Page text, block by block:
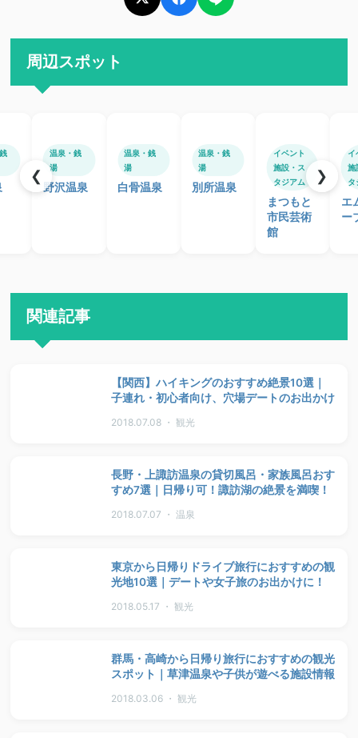
周辺スポット
温泉・銭
湯
野沢温泉
温泉・銭
湯
白骨温泉
温泉・銭
湯
別所温泉
イベント
施設・ス
タジアム
まつもと
市民芸術
館
イ
施
タ
エ
ー
❮ ❯
関連記事
【関西】ハイキングのおすすめ絶景10選｜
子連れ・初心者向け、穴場デートのお出かけ
2018.07.08 ・ 観光
長野・上諏訪温泉の貸切風呂・家族風呂おす
すめ7選｜日帰り可！諏訪湖の絶景を満喫！
2018.07.07 ・ 温泉
東京から日帰りドライブ旅行におすすめの観
光地10選｜デートや女子旅のお出かけに！
2018.05.17 ・ 観光
群馬・高崎から日帰り旅行におすすめの観光
スポット｜草津温泉や子供が遊べる施設情報
2018.03.06 ・ 観光